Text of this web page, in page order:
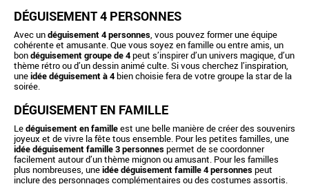
DÉGUISEMENT 4 PERSONNES
Avec undéguisement 4 personnes, vous pouvez former une équipe
cohérente et amusante. Que vous soyez en famille ou entre amis, un
bondéguisement groupe de 4peut s’inspirer d’un univers magique, d’un
thème rétro ou d’un dessin animé culte. Si vous cherchez l’inspiration,
uneidée déguisement à 4bien choisie fera de votre groupe la star de la
soirée.
DÉGUISEMENT EN FAMILLE
Ledéguisement en familleest une belle manière de créer des souvenirs
joyeux et de vivre la fête tous ensemble. Pour les petites familles, une
idée déguisement famille 3 personnespermet de se coordonner
facilement autour d’un thème mignon ou amusant. Pour les familles
plus nombreuses, uneidée déguisement famille 4 personnespeut
inclure des personnages complémentaires ou des costumes assortis.